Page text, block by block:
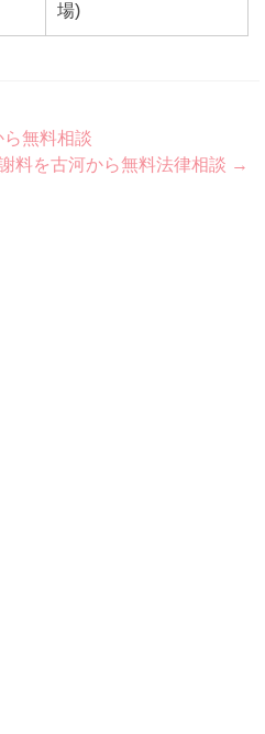
場)
無料相談
料を古河から無料法律相談 →